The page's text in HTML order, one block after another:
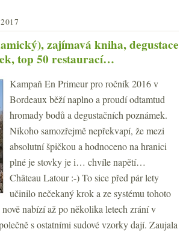
zajímavá kniha, degustace
top 50 restaurací…
Kampaň En Primeur pro ročník 2016 v
Bordeaux běží naplno a proudí odtamtud
hromady bodů a degustačních poznámek.
Nikoho samozřejmě nepřekvapí, že mezi
absolutní špičkou a hodnoceno na hranici
plné je stovky je i… chvíle napětí…
Château Latour :-) To sice před pár lety
učinilo nečekaný krok a ze systému tohoto
nabízí až po několika letech zrání v
s ostatními sudové vzorky dají. Zaujala